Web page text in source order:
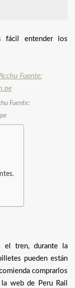
fácil entender los
Fuente:
el tren, durante la
pueden están
comprarlos
web de Peru Rail